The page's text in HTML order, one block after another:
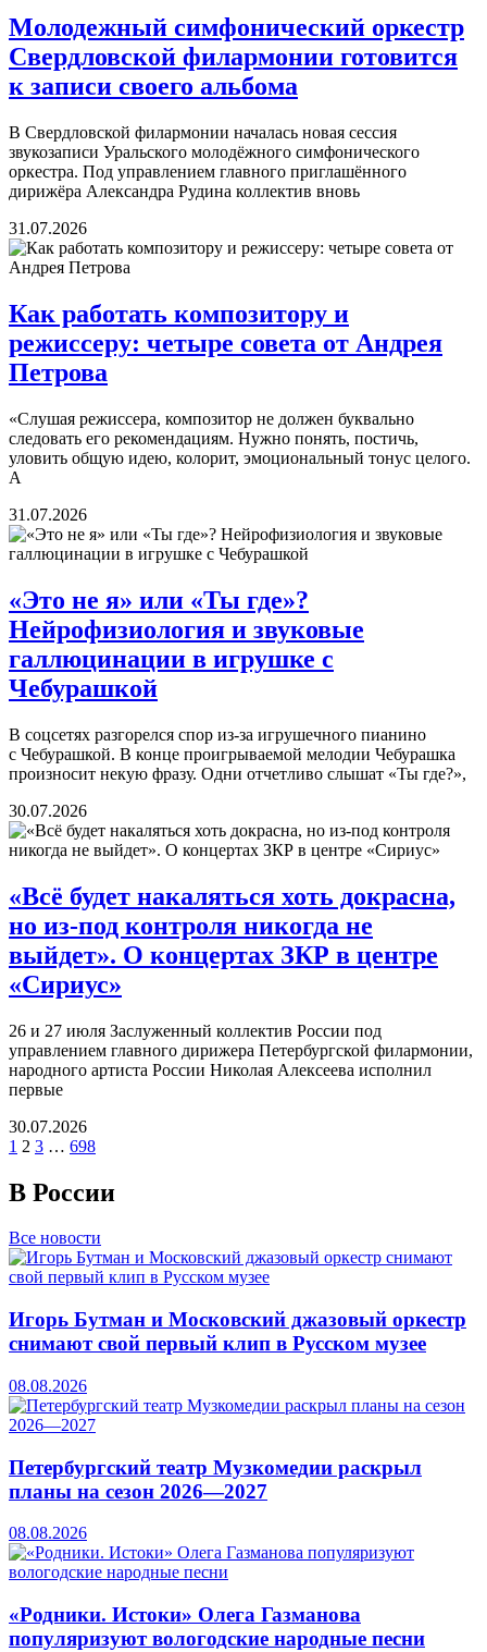
Молодежный симфонический оркестр
Свердловской филармонии готовится
к записи своего альбома
В Свердловской филармонии началась новая сессия
звукозаписи Уральского молодёжного симфонического
оркестра. Под управлением главного приглашённого
дирижёра Александра Рудина коллектив вновь
31.07.2026
Как работать композитору и
режиссеру: четыре совета от Андрея
Петрова
«Слушая режиссера, композитор не должен буквально
следовать его рекомендациям. Нужно понять, постичь,
уловить общую идею, колорит, эмоциональный тонус целого.
А
31.07.2026
«Это не я» или «Ты где»?
Нейрофизиология и звуковые
галлюцинации в игрушке с
Чебурашкой
В соцсетях разгорелся спор из-за игрушечного пианино
с Чебурашкой. В конце проигрываемой мелодии Чебурашка
произносит некую фразу. Одни отчетливо слышат «Ты где?»,
30.07.2026
«Всё будет накаляться хоть докрасна,
но из-под контроля никогда не
выйдет». О концертах ЗКР в центре
«Сириус»
26 и 27 июля Заслуженный коллектив России под
управлением главного дирижера Петербургской филармонии,
народного артиста России Николая Алексеева исполнил
первые
30.07.2026
1 2 3 … 698
В России
Все новости
Игорь Бутман и Московский джазовый оркестр
снимают свой первый клип в Русском музее
08.08.2026
Петербургский театр Музкомедии раскрыл
планы на сезон 2026—2027
08.08.2026
«Родники. Истоки» Олега Газманова
популяризуют вологодские народные песни